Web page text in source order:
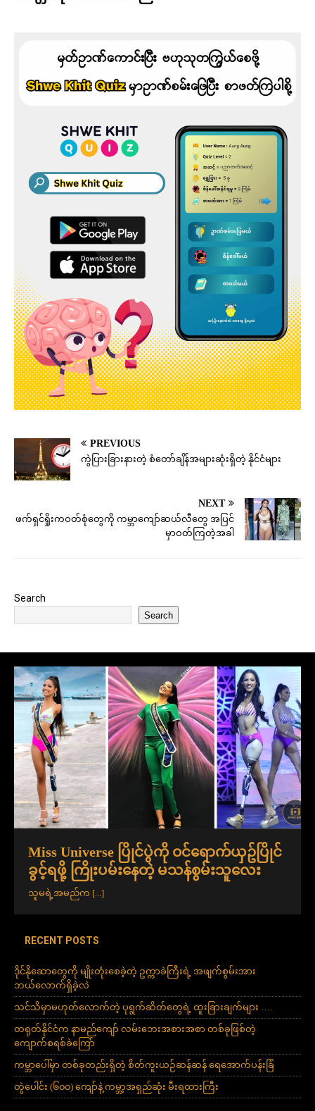
PREVIOUS
ကွဲပြားခြားနားတဲ့ စံတော်ချိန်အများဆုံးရှိတဲ့ နိုင်ငံများ
NEXT
ဖက်ရှင်ရှိုးကဝတ်စုံတွေကို ကမ္ဘာကျော်ဆယ်လီတွေ အပြင်
မှာဝတ်ကြတဲ့အခါ
Search
Search
Miss Universe ပြိုင်ပွဲကို ဝင်ရောက်ယှဥ်ပြိုင်
ခွင့်ရဖို့ ကြိုးပမ်းနေတဲ့ မသန်စွမ်းသူလေး
သူမရဲ့အမည်က [...]
RECENT POSTS
ဒိုင်နိုဆောတွေကို မျိုးတုံးစေခဲ့တဲ့ ဥက္ကာခဲကြီးရဲ့ အဖျက်စွမ်းအား
ဘယ်လောက်ရှိခဲ့လဲ
သင်သိမှာမဟုတ်လောက်တဲ့ ပုရွက်ဆိတ်တွေရဲ့ ထူးခြားချက်များ ….
တရုတ်နိုင်ငံက နာမည်ကျော် လမ်းဘေးအစားအစာ တစ်ခုဖြစ်တဲ့
ကျောက်စရစ်ခဲကြော်
ကမ္ဘာပေါ်မှာ တစ်ခုတည်းရှိတဲ့ စိတ်ကူးယဉ်ဆန်ဆန် ရေအောက်ပန်းခြံ
တွဲပေါင်း (၆၀၀) ကျော်နဲ့ ကမ္ဘာ့အရှည်ဆုံး မီးရထားကြီး